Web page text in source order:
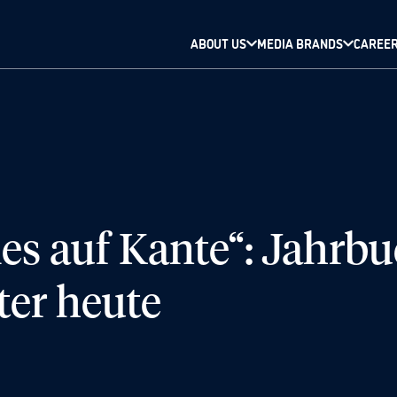
ABOUT US MEDIA BRANDS
auf Kante“:
heute